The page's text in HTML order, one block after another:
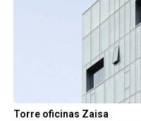
Torre oficinas Zaisa